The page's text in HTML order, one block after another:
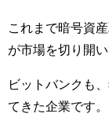
これまで暗号資
が市場を切り開い
ビットバンクも
てきた企業です。